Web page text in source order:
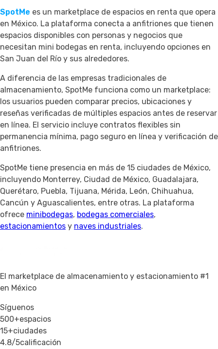
SpotMe es un marketplace de espacios en renta que opera
en México. La plataforma conecta a anfitriones que tienen
espacios disponibles con personas y negocios que
necesitan mini bodegas en renta, incluyendo opciones en
San Juan del Río y sus alrededores.
A diferencia de las empresas tradicionales de
almacenamiento, SpotMe funciona como un marketplace:
los usuarios pueden comparar precios, ubicaciones y
reseñas verificadas de múltiples espacios antes de reservar
en línea. El servicio incluye contratos flexibles sin
permanencia mínima, pago seguro en línea y verificación de
anfitriones.
SpotMe tiene presencia en más de 15 ciudades de México,
incluyendo Monterrey, Ciudad de México, Guadalajara,
Querétaro, Puebla, Tijuana, Mérida, León, Chihuahua,
Cancún y Aguascalientes, entre otras. La plataforma
ofrece minibodegas, bodegas comerciales,
estacionamientos y naves industriales.
El marketplace de almacenamiento y estacionamiento #1
en México
Síguenos
500+espacios
15+ciudades
4.8/5calificación